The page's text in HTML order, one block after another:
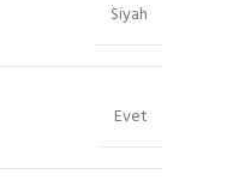
Siyah
Evet